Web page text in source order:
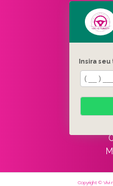
Copyright © Vivi
Insira